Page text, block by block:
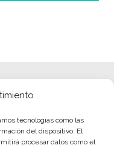
tecnologías como las
del dispositivo. El
procesar datos como el